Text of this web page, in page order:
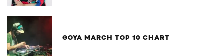
GOYA MARCH TOP 10 CHART